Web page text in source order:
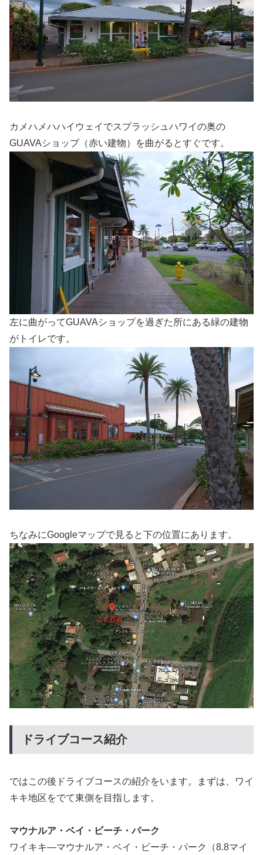
カメハメハハイウェイでスプラッシュハワイの奥の
GUAVAショップ（赤い建物）を曲がるとすぐです。
左に曲がってGUAVAショップを過ぎた所にある緑の建物
がトイレです。
ちなみにGoogleマップで見ると下の位置にあります。
ドライブコース紹介
ではこの後ドライブコースの紹介をいます。まずは、ワイ
キキ地区をでて東側を目指します。
マウナルア・ベイ・ビーチ・パーク
ワイキキ―マウナルア・ベイ・ビーチ・パーク（8.8マイ